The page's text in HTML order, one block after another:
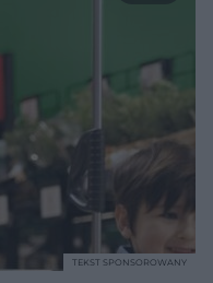
TEKST SPONSOROWANY